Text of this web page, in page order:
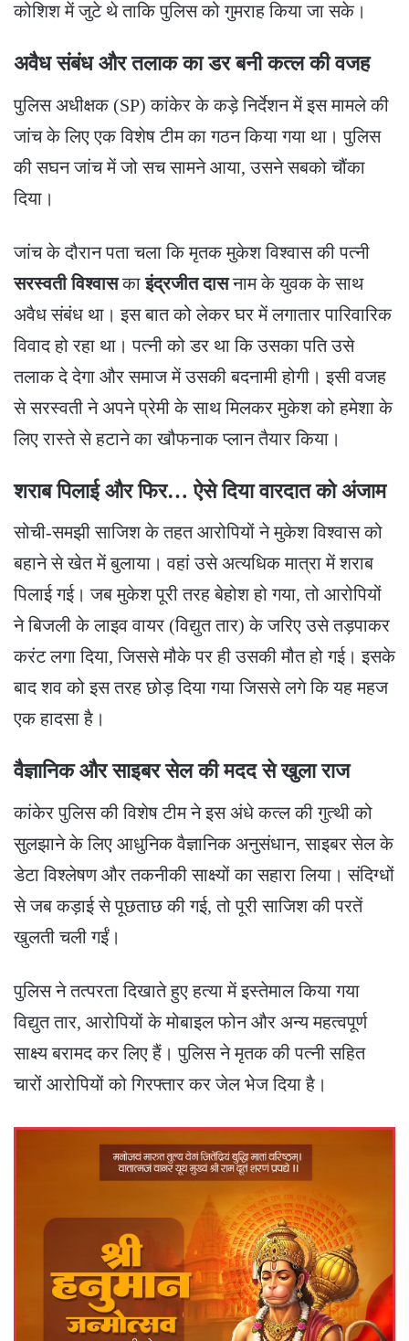
कोशिश में जुटे थे ताकि पुलिस को गुमराह किया जा सके।
अवैध संबंध और तलाक का डर बनी कत्ल की वजह
​पुलिस अधीक्षक (SP) कांकेर के कड़े निर्देशन में इस मामले की
जांच के लिए एक विशेष टीम का गठन किया गया था। पुलिस
की सघन जांच में जो सच सामने आया, उसने सबको चौंका
दिया।
​जांच के दौरान पता चला कि मृतक मुकेश विश्वास की पत्नी
सरस्वती विश्वासकाइंद्रजीत दासनाम के युवक के साथ
अवैध संबंध था। इस बात को लेकर घर में लगातार पारिवारिक
विवाद हो रहा था। पत्नी को डर था कि उसका पति उसे
तलाक दे देगा और समाज में उसकी बदनामी होगी। इसी वजह
से सरस्वती ने अपने प्रेमी के साथ मिलकर मुकेश को हमेशा के
लिए रास्ते से हटाने का खौफनाक प्लान तैयार किया।
शराब पिलाई और फिर… ऐसे दिया वारदात को अंजाम
​सोची-समझी साजिश के तहत आरोपियों ने मुकेश विश्वास को
बहाने से खेत में बुलाया। वहां उसे अत्यधिक मात्रा में शराब
पिलाई गई। जब मुकेश पूरी तरह बेहोश हो गया, तो आरोपियों
ने बिजली के लाइव वायर (विद्युत तार) के जरिए उसे तड़पाकर
करंट लगा दिया, जिससे मौके पर ही उसकी मौत हो गई। इसके
बाद शव को इस तरह छोड़ दिया गया जिससे लगे कि यह महज
एक हादसा है।
वैज्ञानिक और साइबर सेल की मदद से खुला राज
​कांकेर पुलिस की विशेष टीम ने इस अंधे कत्ल की गुत्थी को
सुलझाने के लिए आधुनिक वैज्ञानिक अनुसंधान, साइबर सेल के
डेटा विश्लेषण और तकनीकी साक्ष्यों का सहारा लिया। संदिग्धों
से जब कड़ाई से पूछताछ की गई, तो पूरी साजिश की परतें
खुलती चली गईं।
​पुलिस ने तत्परता दिखाते हुए हत्या में इस्तेमाल किया गया
विद्युत तार, आरोपियों के मोबाइल फोन और अन्य महत्वपूर्ण
साक्ष्य बरामद कर लिए हैं। पुलिस ने मृतक की पत्नी सहित
चारों आरोपियों को गिरफ्तार कर जेल भेज दिया है।